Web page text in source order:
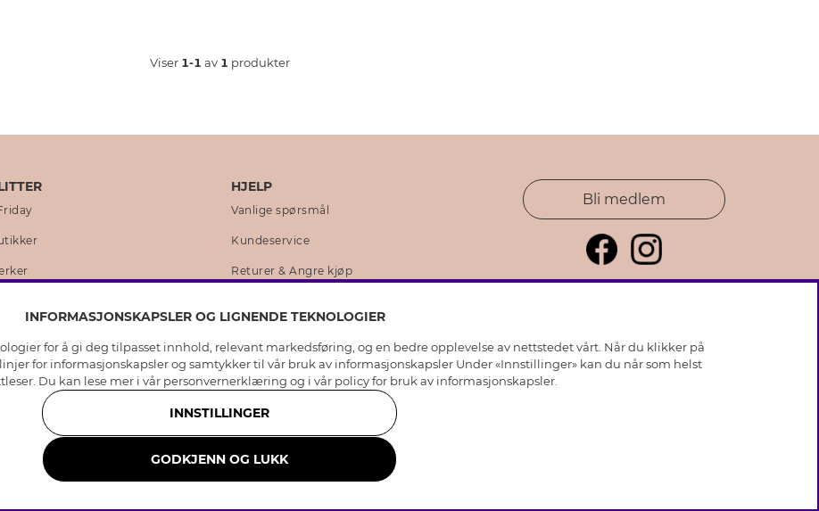
Viser 1-1 av 1 produkter
2025
& Samarbeid
HJELP
Vanlige spørsmål
Kundeservice
Returer & Angre kjøp
Storrelsesguide for ringer
Smykker i rustfritt stål
Bli medlem
INFORMASJONSKAPSLER OG LIGNENDE TEKNOLOGIER
for å gi deg tilpasset innhold, relevant markedsføring, og en bedre opplevelse av nettstedet vårt. Når du klikker på
for informasjonskapsler og samtykker til vår bruk av informasjonskapsler Under «Innstillinger» kan du når som helst
Du kan lese mer i vår personvernerklæring og i vår policy for bruk av informasjonskapsler
INNSTILLINGER
GODKJENN OG LUKK